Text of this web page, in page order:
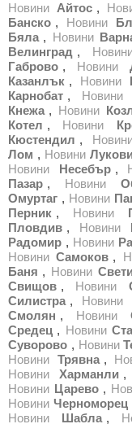
Новини Айтос ,
Банско , Новини
Бяла , Новини
Велинград ,
Габрово , Новини
Казанлък , Новини
Карнобат , Новини
Кнежа , Новини
Котел , Новини
Кюстендил ,
Лом , Новини
Новини
Несебър ,
Пазар , Новини
Омуртаг , Новини
Перник , Новини
Пловдив , Новини
Радомир , Новини
Новини Самоков ,
Баня , Новини
Свищов , Новини
Силистра , Новини
Смолян , Новини
Средец , Новини
Суворово , Новини
Новини Трявна ,
Новини
Харманли ,
Новини Царево ,
Новини Черноморец
Новини
Шабла ,